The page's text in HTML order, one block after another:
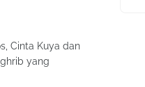
Cinta Kuya dan
yang